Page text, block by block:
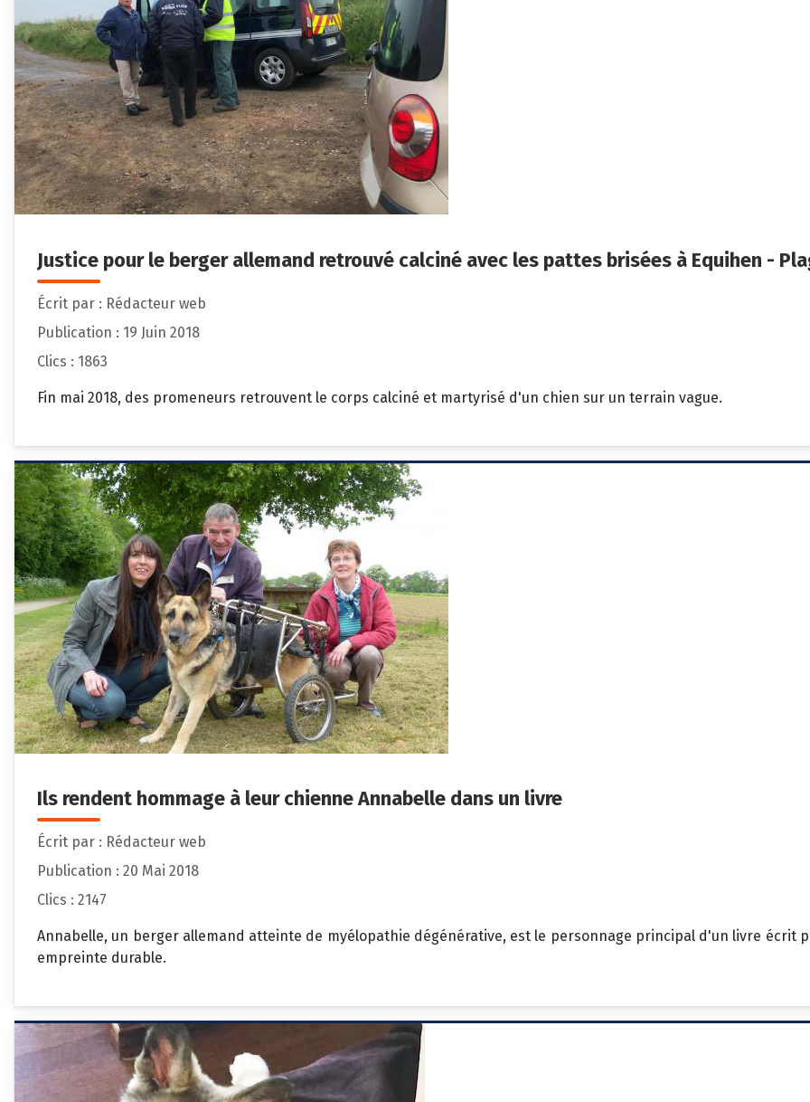
Justice pour le berger allemand retrouvé calciné avec les pattes brisées à Equihen -
Écrit par : Rédacteur web
Publication : 19 Juin 2018
Clics : 1863
Fin mai 2018, des promeneurs retrouvent le corps calciné et martyrisé d'un chien sur un terrain vague.
Ils rendent hommage à leur chienne Annabelle dans un livre
Écrit par : Rédacteur web
Publication : 20 Mai 2018
Clics : 2147
Annabelle, un berger allemand atteinte de myélopathie dégénérative, est le personnage principal d'un livre écrit
empreinte durable.